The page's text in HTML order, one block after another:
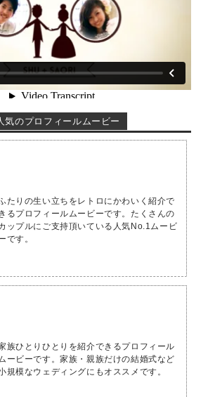
気のプロフィールムービー
たりの生い立ちをレトロにかわいく紹介で
きるプロフィールムービーです。たくさんの
ップルにご支持頂いている人気No.1ムービ
です。
族ひとりひとりを紹介できるプロフィール
ービーです。家族・親族だけの結婚式など
規模なウェディングにもオススメです。